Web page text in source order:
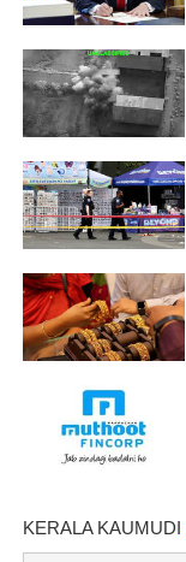
KERALA KAUMUDI